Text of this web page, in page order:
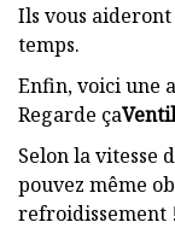
Ils vous
temps.
Enfin, voici une
Regarde ça
Selon la vitesse
pouvez même
refroidissement !